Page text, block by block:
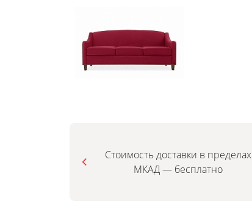
Стоимость доставки в пределах
МКАД — бесплатно